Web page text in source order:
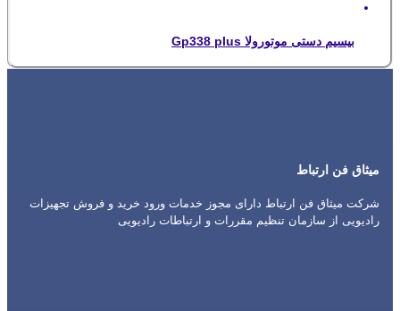
بیسیم دستی موتورولا Gp338 plus
میثاق فن ارتباط
شرکت میثاق فن ارتباط دارای مجوز خدمات ورود خرید و فروش تجهیزات
رادیویی از سازمان تنظیم مقررات و ارتباطات رادیویی